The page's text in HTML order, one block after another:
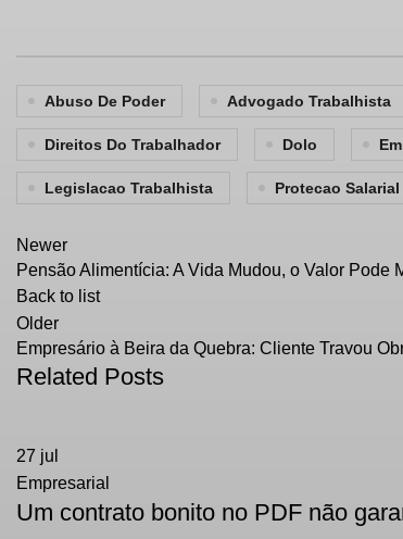
Abuso De Poder Advogado Trabalhista
Direitos Do Trabalhador Dolo
Legislacao Trabalhista Protecao Salarial
Newer
Pensão Alimentícia: A Vida Mudou, o Valor Pode
Back to list
Older
Empresário à Beira da Quebra: Cliente Travou
Related Posts
27 jul
Empresarial
Um contrato bonito no PDF não